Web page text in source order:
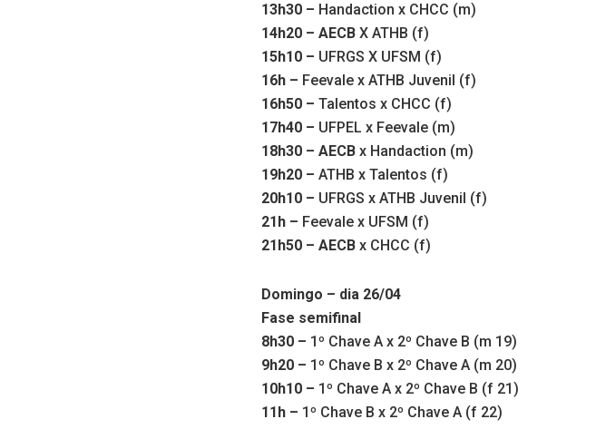
13h30 – Handaction x CHCC (m)
14h20 – AECB X ATHB (f)
15h10 – UFRGS X UFSM (f)
16h – Feevale x ATHB Juvenil (f)
16h50 – Talentos x CHCC (f)
17h40 – UFPEL x Feevale (m)
18h30 – AECB x Handaction (m)
19h20 – ATHB x Talentos (f)
20h10 – UFRGS x ATHB Juvenil (f)
21h – Feevale x UFSM (f)
21h50 – AECB x CHCC (f)
Domingo – dia 26/04
Fase semifinal
8h30 – 1º Chave A x 2º Chave B (m 19)
9h20 – 1º Chave B x 2º Chave A (m 20)
10h10 – 1º Chave A x 2º Chave B (f 21)
11h – 1º Chave B x 2º Chave A (f 22)